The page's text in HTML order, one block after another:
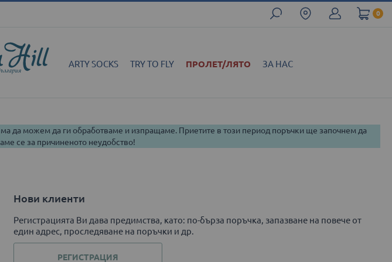
0
ARTY SOCKS TRY TO FLY ПРОЛЕТ/ЛЯТО ЗА НАС
да можем да ги обработваме и изпращаме. Приетите в този период поръчки ще започнем да
се за причиненото неудобство!
Нови клиенти
Регистрацията Ви дава предимства, като: по-бърза поръчка, запазване на повече от
един адрес, проследяване на поръчки и др.
РЕГИСТРАЦИЯ